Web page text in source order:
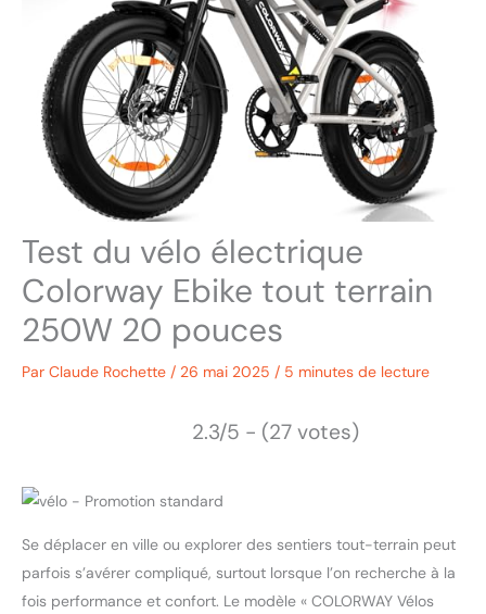
Test du vélo électrique
Colorway Ebike tout terrain
250W 20 pouces
Par Claude Rochette / 26 mai 2025 / 5 minutes de lecture
2.3/5 - (27 votes)
Se déplacer en ville ou explorer des sentiers tout-terrain peut
parfois s’avérer compliqué, surtout lorsque l’on recherche à la
fois performance et confort. Le modèle « COLORWAY Vélos